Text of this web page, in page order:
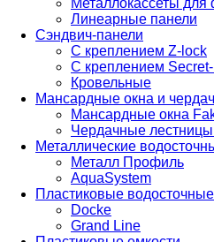
Металлокассеты для
Линеарные панели
Сэндвич-панели
С креплением Z-lock
С креплением
Кровельные
Мансардные окна и
Мансардные окна
Чердачные
Металлические
Металл Профиль
AquaSystem
Пластиковые
Docke
Grand Line